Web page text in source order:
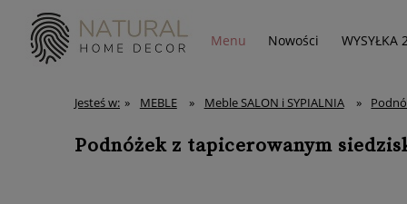
Menu Nowości WYSYŁKA
Jesteś w: » MEBLE » Meble SALON i SYPIALNIA »
Podnóżek z tapicerowanym